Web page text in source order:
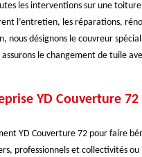
les interventions sur une
l’entretien, les réparations,
nous désignons le couvreur
le changement de tuile
YD Couverture
YD Couverture 72 pour faire
professionnels et collectivités